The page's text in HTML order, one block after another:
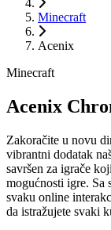
Minecraft
Acenix
Minecraft
Acenix
Zakoračite u novu
vibrantni dodatak
savršen za igrače
mogućnosti igre.
svaku online
da istražujete svaki